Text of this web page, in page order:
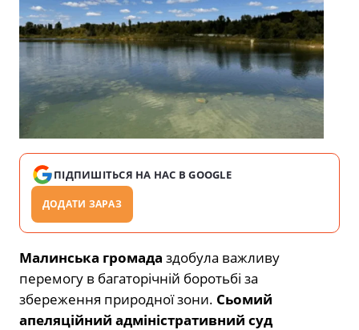
ПІДПИШІТЬСЯ НА НАС В GOOGLE
ДОДАТИ ЗАРАЗ
Малинська громада здобула важливу
перемогу в багаторічній боротьбі за
збереження природної зони. Сьомий
апеляційний адміністративний суд